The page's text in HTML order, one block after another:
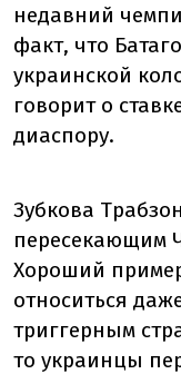
недавний
факт, что
украинской
говорит о
диаспору.
Зубкова
пересекающим
Хороший
относиться
триггерным
то украинцы